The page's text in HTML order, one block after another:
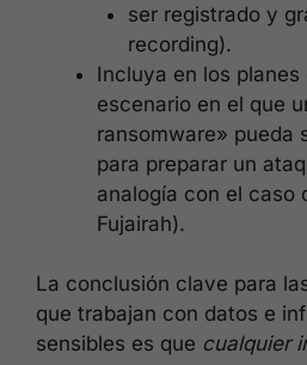
ser registrado y
recording).
Incluya en los planes
escenario en el que
ransomware» pueda
para preparar un
analogía con el caso
Fujairah).
La conclusión clave para
que trabajan con datos e
sensibles es que cualquier